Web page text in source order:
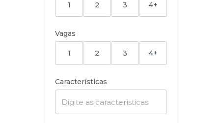
1 2 3 4+
Vagas
1 2 3 4+
Características